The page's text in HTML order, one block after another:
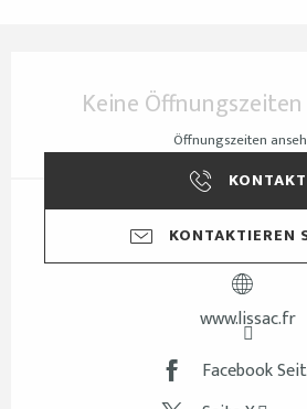
Keine
Öffnungszeiten
KONTAKT
KONTAKTIEREN
www.lissac.fr
Facebook